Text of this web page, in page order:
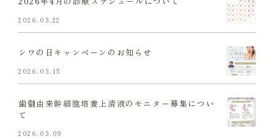
2026.03.22
シワの日キャンペーンのお知らせ
2026.03.15
歯髄由来幹細胞培養上清液のモニター募集につい
て
2026.03.09